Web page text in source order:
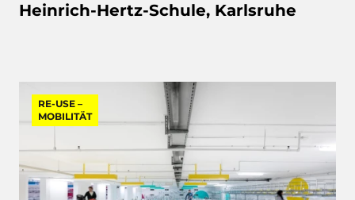
Heinrich-Hertz-Schule, Karlsruhe
RE-USE –
MOBILITÄT